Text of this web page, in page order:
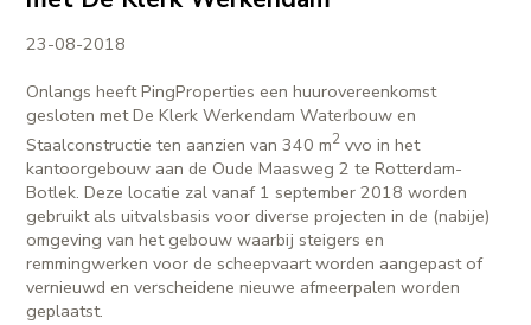
23-08-2018
Onlangs heeft PingProperties een huurovereenkomst
gesloten met De Klerk Werkendam Waterbouw en
Staalconstructie ten aanzien van 340 m2 vvo in het
kantoorgebouw aan de Oude Maasweg 2 te Rotterdam-
Botlek. Deze locatie zal vanaf 1 september 2018 worden
gebruikt als uitvalsbasis voor diverse projecten in de (nabije)
omgeving van het gebouw waarbij steigers en
remmingwerken voor de scheepvaart worden aangepast of
vernieuwd en verscheidene nieuwe afmeerpalen worden
geplaatst.